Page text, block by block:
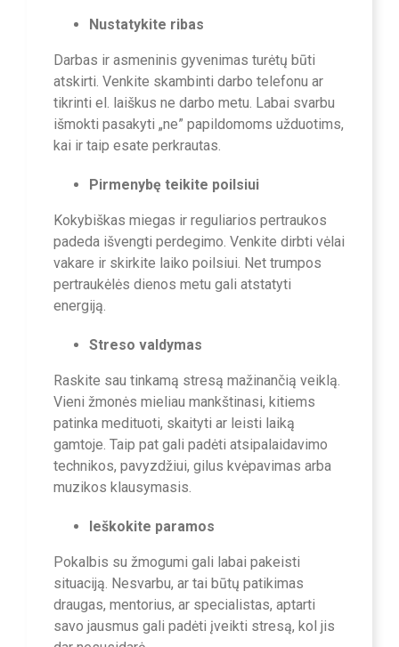
Nustatykite ribas
Darbas ir asmeninis gyvenimas turėtų būti
atskirti. Venkite skambinti darbo telefonu ar
tikrinti el. laiškus ne darbo metu. Labai svarbu
išmokti pasakyti „ne” papildomoms užduotims,
kai ir taip esate perkrautas.
Pirmenybę teikite poilsiui
Kokybiškas miegas ir reguliarios pertraukos
padeda išvengti perdegimo. Venkite dirbti vėlai
vakare ir skirkite laiko poilsiui. Net trumpos
pertraukėlės dienos metu gali atstatyti
energiją.
Streso valdymas
Raskite sau tinkamą stresą mažinančią veiklą.
Vieni žmonės mieliau mankštinasi, kitiems
patinka medituoti, skaityti ar leisti laiką
gamtoje. Taip pat gali padėti atsipalaidavimo
technikos, pavyzdžiui, gilus kvėpavimas arba
muzikos klausymasis.
Ieškokite paramos
Pokalbis su žmogumi gali labai pakeisti
situaciją. Nesvarbu, ar tai būtų patikimas
draugas, mentorius, ar specialistas, aptarti
savo jausmus gali padėti įveikti stresą, kol jis